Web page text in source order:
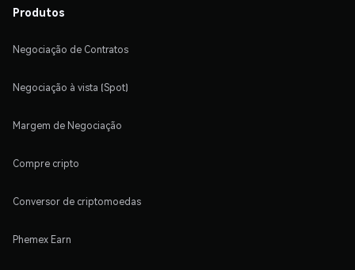
Produtos
Negociação de Contratos
Negociação à vista (Spot)
Margem de Negociação
Compre cripto
Conversor de criptomoedas
Phemex Earn